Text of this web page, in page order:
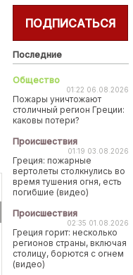
ПОДПИСАТЬСЯ
Последние
Общество
01:22 06.08.2026
Пожары уничтожают
столичный регион Греции:
каковы потери?
Происшествия
01:19 03.08.2026
Греция: пожарные
вертолеты столкнулись во
время тушения огня, есть
погибшие (видео)
Происшествия
02:35 01.08.2026
Греция горит: несколько
регионов страны, включая
столицу, борются с огнем
(видео)